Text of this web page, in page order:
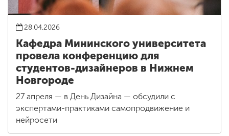
28.04.2026
Кафедра Мининского университета
провела конференцию для
студентов-дизайнеров в Нижнем
Новгороде
27 апреля — в День Дизайна — обсудили с
экспертами-практиками самопродвижение и
нейросети